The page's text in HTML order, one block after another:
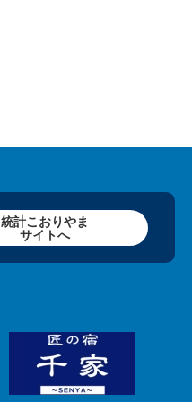
統計こおりやま
サイトへ